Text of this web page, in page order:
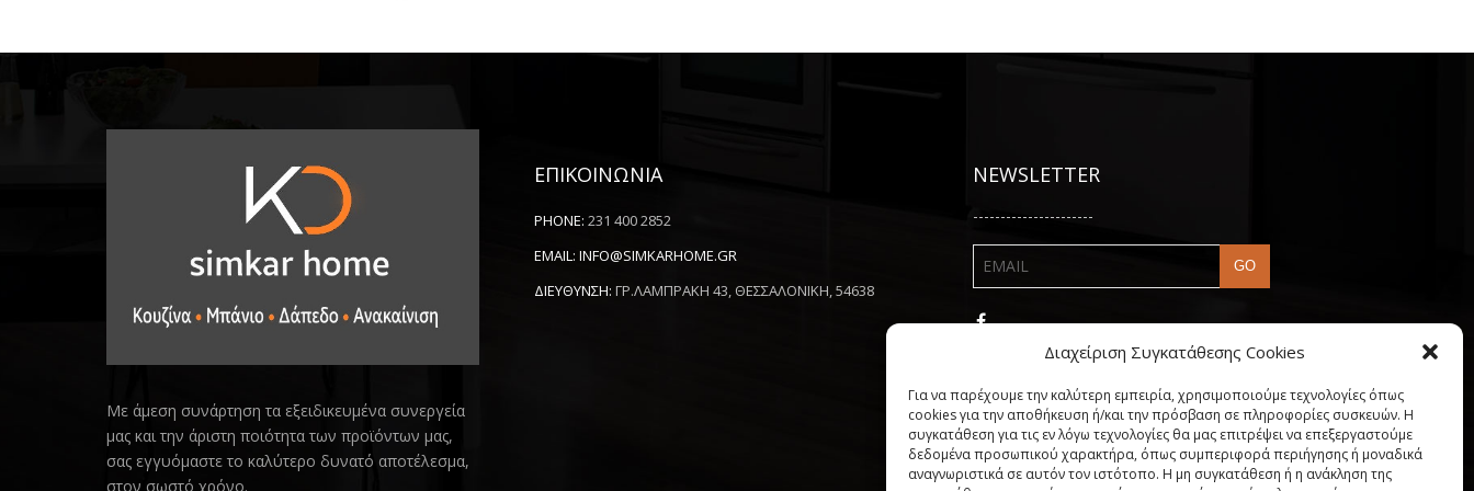
Διαχείριση Συγκατάθεσης Cookies
Για να παρέχουμε την καλύτερη εμπειρία, χρησιμοποιούμε τεχνολογίες όπως
cookies για την αποθήκευση ή/και την πρόσβαση σε πληροφορίες συσκευών. Η
συγκατάθεση για τις εν λόγω τεχνολογίες θα μας επιτρέψει να επεξεργαστούμε
δεδομένα προσωπικού χαρακτήρα, όπως συμπεριφορά περιήγησης ή μοναδικά
αναγνωριστικά σε αυτόν τον ιστότοπο. Η μη συγκατάθεση ή η ανάκληση της
Με άμεση συνάρτηση τα εξειδικευμένα συνεργεία
μας και την άριστη ποιότητα των προϊόντων μας,
σας εγγυόμαστε το καλύτερο δυνατό αποτέλεσμα,
στον σωστό χρόνο.
ΕΠΙΚΟΙΝΩΝΙΑ
PHONE: 231 400 2852
EMAIL: INFO@SIMKARHOME.GR
ΔΙΕΥΘΥΝΣΗ: ΓΡ.ΛΑΜΠΡΑΚΗ 43, ΘΕΣΣΑΛΟΝΙΚΗ, 54638
NEWSLETTER
----------------------